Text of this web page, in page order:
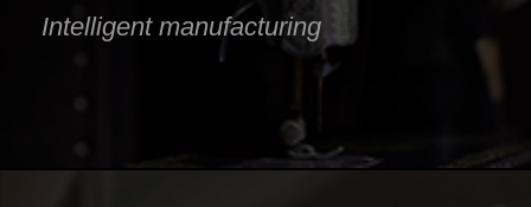
Intelligent manufacturing